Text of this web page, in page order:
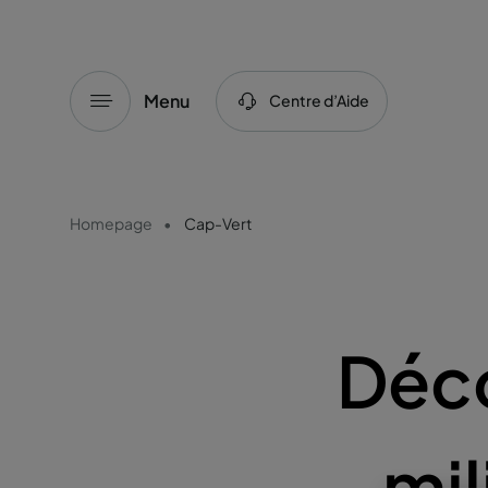
Menu Centre d’Aide
Homepage Cap-Vert